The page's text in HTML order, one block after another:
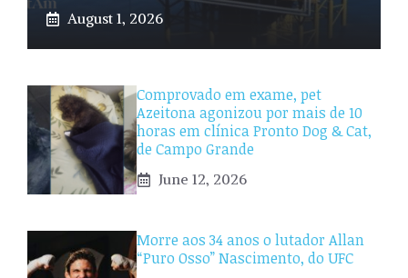
August 1, 2026
Comprovado em exame, pet
Azeitona agonizou por mais de 10
horas em clínica Pronto Dog & Cat,
de Campo Grande
June 12, 2026
Morre aos 34 anos o lutador Allan
“Puro Osso” Nascimento, do UFC